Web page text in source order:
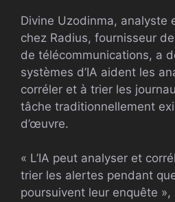
Divine Uzodinma, analyste
chez Radius, fournisseur
de télécommunications, a
systèmes d’IA aident les
corréler et à trier les
tâche traditionnellement
d’œuvre.
« L’IA peut analyser et
trier les alertes pendant
poursuivent leur enquête »,